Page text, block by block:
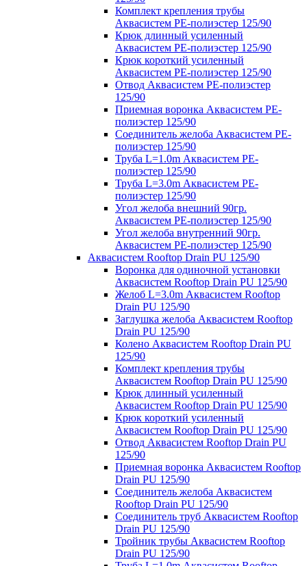
Комплект крепления трубы
Аквасистем PE-полиэстер 125/90
Крюк длинный усиленный
Аквасистем PE-полиэстер 125/90
Крюк короткий усиленный
Аквасистем PE-полиэстер 125/90
Отвод Аквасистем РЕ-полиэстер
125/90
Приемная воронка Аквасистем PE-
полиэстер 125/90
Соединитель желоба Аквасистем PE-
полиэстер 125/90
Труба L=1.0m Аквасистем PE-
полиэстер 125/90
Труба L=3.0m Аквасистем PE-
полиэстер 125/90
Угол желоба внешний 90гр.
Аквасистем PE-полиэстер 125/90
Угол желоба внутренний 90гр.
Аквасистем PE-полиэстер 125/90
Аквасистем Rooftop Drain PU 125/90
Воронка для одиночной установки
Аквасистем Rooftop Drain PU 125/90
Желоб L=3.0m Аквасистем Rooftop
Drain PU 125/90
Заглушка желоба Аквасистем Rooftop
Drain PU 125/90
Колено Аквасистем Rooftop Drain PU
125/90
Комплект крепления трубы
Аквасистем Rooftop Drain PU 125/90
Крюк длинный усиленный
Аквасистем Rooftop Drain PU 125/90
Крюк короткий усиленный
Аквасистем Rooftop Drain PU 125/90
Отвод Аквасистем Rooftop Drain PU
125/90
Приемная воронка Аквасистем Rooftop
Drain PU 125/90
Соединитель желоба Аквасистем
Rooftop Drain PU 125/90
Соединитель труб Аквасистем Rooftop
Drain PU 125/90
Тройник трубы Аквасистем Rooftop
Drain PU 125/90